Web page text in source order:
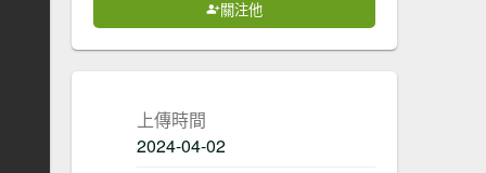
關注他
上傳時間
2024-04-02